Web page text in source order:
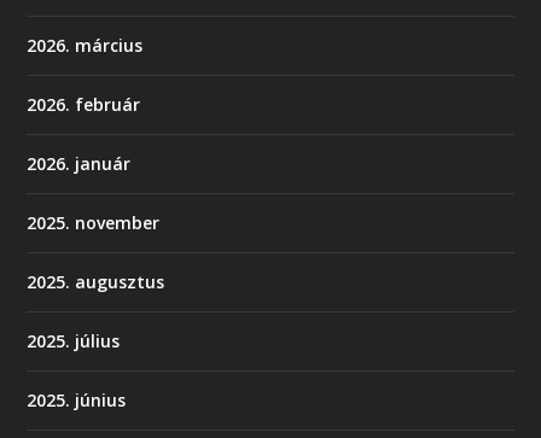
2026. március
2026. február
2026. január
2025. november
2025. augusztus
2025. július
2025. június